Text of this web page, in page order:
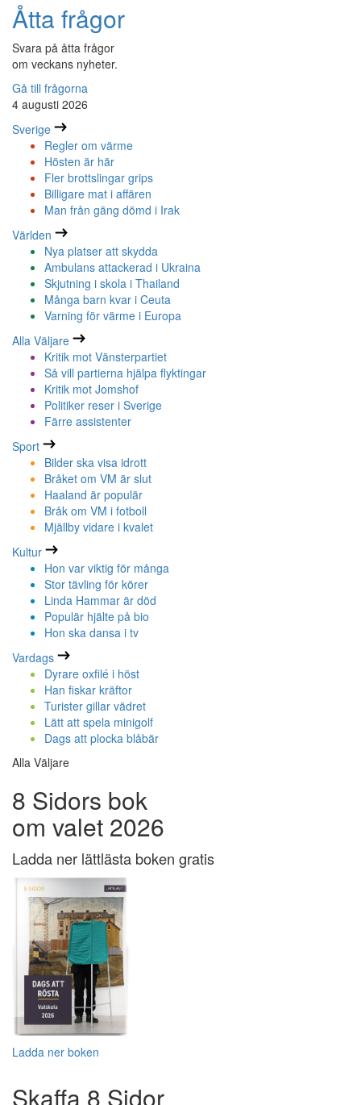
Åtta frågor
Svara på åtta frågor
om veckans nyheter.
Gå till frågorna
4 augusti 2026
Sverige
Regler om värme
Hösten är här
Fler brottslingar grips
Billigare mat i affären
Man från gäng dömd i Irak
Världen
Nya platser att skydda
Ambulans attackerad i Ukraina
Skjutning i skola i Thailand
Många barn kvar i Ceuta
Varning för värme i Europa
Alla Väljare
Kritik mot Vänsterpartiet
Så vill partierna hjälpa flyktingar
Kritik mot Jomshof
Politiker reser i Sverige
Färre assistenter
Sport
Bilder ska visa idrott
Bråket om VM är slut
Haaland är populär
Bråk om VM i fotboll
Mjällby vidare i kvalet
Kultur
Hon var viktig för många
Stor tävling för körer
Linda Hammar är död
Populär hjälte på bio
Hon ska dansa i tv
Vardags
Dyrare oxfilé i höst
Han fiskar kräftor
Turister gillar vädret
Lätt att spela minigolf
Dags att plocka blåbär
Alla Väljare
8 Sidors bok
om valet 2026
Ladda ner lättlästa boken gratis
Ladda ner boken
Skaffa 8 Sidor